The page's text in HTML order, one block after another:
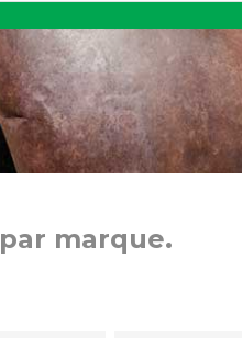
marque.